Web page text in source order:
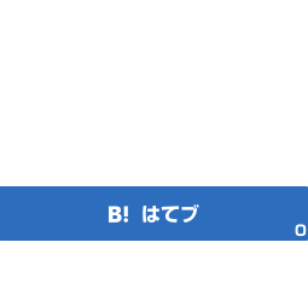
はてブ
0